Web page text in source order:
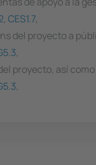
, CES1.7,
del proyecto a
,
proyecto, así
,